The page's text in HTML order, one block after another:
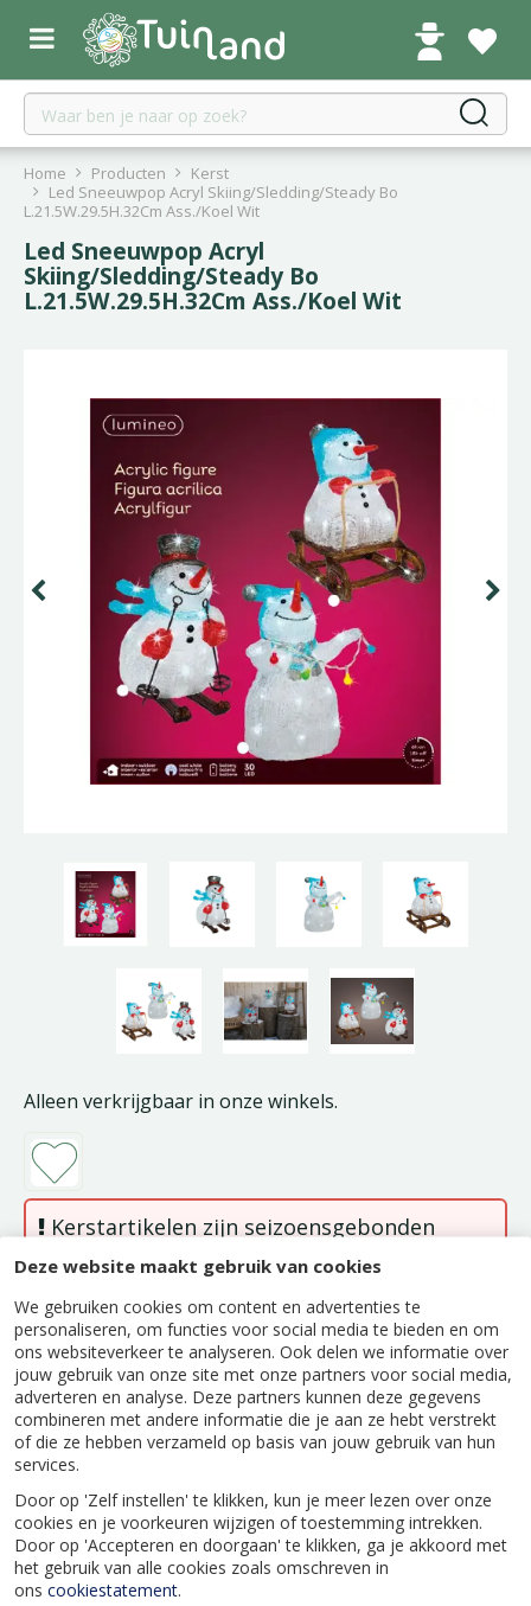
Deze website maakt gebruik van cookies
We gebruiken cookies om content en advertenties te
personaliseren, om functies voor social media te bieden en om
ons websiteverkeer te analyseren. Ook delen we informatie over
jouw gebruik van onze site met onze partners voor social media,
adverteren en analyse. Deze partners kunnen deze gegevens
combineren met andere informatie die je aan ze hebt verstrekt
of die ze hebben verzameld op basis van jouw gebruik van hun
services.
Door op 'Zelf instellen' te klikken, kun je meer lezen over onze
cookies en je voorkeuren wijzigen of toestemming intrekken.
Door op 'Accepteren en doorgaan' te klikken, ga je akkoord met
het gebruik van alle cookies zoals omschreven in
ons cookiestatement.
r
Home Producten
Kerst
Led Sneeuwpop Acryl Skiing/Sledding/Steady Bo
L.21.5W.29.5H.32Cm Ass./Koel Wit
Led Sneeuwpop Acryl
Skiing/Sledding/Steady Bo
L.21.5W.29.5H.32Cm Ass./Koel Wit
Alleen verkrijgbaar in onze winkels.
Kerstartikelen zijn seizoensgebonden
producten en zijn op dit moment niet
verkrijgbaar, zowel online als in onze
winkels. Deze artikelen zijn weer
beschikbaar in het kerstseizoen.
Beschrijving
LED SNEEUWPOP ACRYL
SKIING/SLEDDING/STEADY BO
L.21.5W.29.5H.32CM ASS./KOEL WIT